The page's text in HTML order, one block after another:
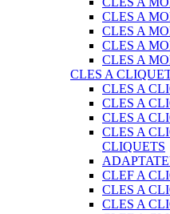
CLES A
CLES A
CLES A
CLES A
CLES A
CLES A
CLES A
CLES A
CLES A
CLIQUETS
CLEF A
CLES A
CLES A